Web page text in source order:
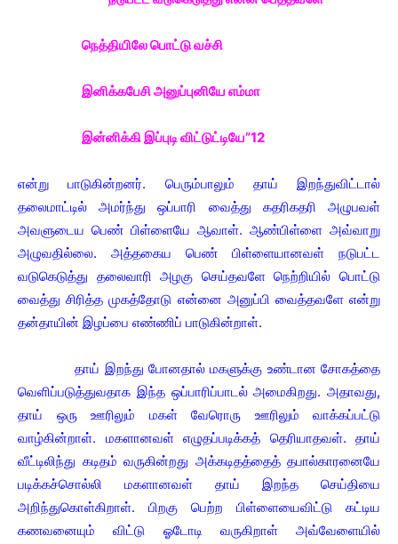
நெத்தியிலே பொட்டு வச்சி
இனிக்கபேசி அனுப்புனியே எம்மா
இன்னிக்கி இப்புடி விட்டுட்டியே”12
என்று பாடுகின்றனர். பெரும்பாலும் தாய் இறந்துவிட்டால்
தலைமாட்டில் அமர்ந்து ஒப்பாரி வைத்து கதரிகதரி அழுபவள்
அவளுடைய பெண் பிள்ளையே ஆவாள். ஆண்பிள்ளை அவ்வாறு
அழுவதில்லை. அத்தகைய பெண் பிள்ளையானவள் நடுபட்ட
வடுகெடுத்து தலைவாரி அழகு செய்தவளே நெற்றியில் பொட்டு
வைத்து சிரித்த முகத்தோடு என்னை அனுப்பி வைத்தவளே என்று
தன்தாயின் இழப்பை எண்ணிப் பாடுகின்றாள்.
தாய் இறந்து போனதால் மகளுக்கு உண்டான சோகத்தை
வெளிப்படுத்துவதாக இந்த ஒப்பாரிப்பாடல் அமைகிறது. அதாவது,
தாய் ஒரு ஊரிலும் மகள் வேரொரு ஊரிலும் வாக்கப்பட்டு
வாழ்கின்றாள். மகளானவள் எழுதப்படிக்கத் தெரியாதவள். தாய்
வீட்டிலிந்து கடிதம் வருகின்றது அக்கடிதத்தைத் தபால்காரனையே
படிக்கச்சொல்லி மகளானவள் தாய் இறந்த செய்தியை
அறிந்துகொள்கிறாள். பிறகு பெற்ற பிள்ளையைவிட்டு கட்டிய
கணவனையும் விட்டு ஓடோடி வருகிறாள் அவ்வேளையில்